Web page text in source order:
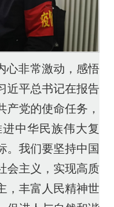
心非常激动，感悟
近平总书记在报告
产党的使命任务，
中华民族伟大复
。我们要坚持中国
会主义，实现高质
，丰富人民精神世